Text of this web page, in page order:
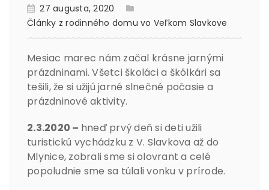
27 augusta, 2020
Články z rodinného domu vo Veľkom Slavkove
Mesiac marec nám začal krásne jarnými
prázdninami. Všetci školáci a škôlkári sa
tešili, že si užijú jarné slnečné počasie a
prázdninové aktivity.
2.3.2020 – hneď prvý deň si deti užili
turistickú vychádzku z V. Slavkova až do
Mlynice, zobrali sme si olovrant a celé
popoludnie sme sa túlali vonku v prírode.